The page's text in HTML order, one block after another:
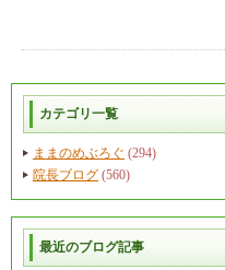
カテゴリ一覧
ままのめぶろぐ (294)
院長ブログ (560)
最近のブログ記事